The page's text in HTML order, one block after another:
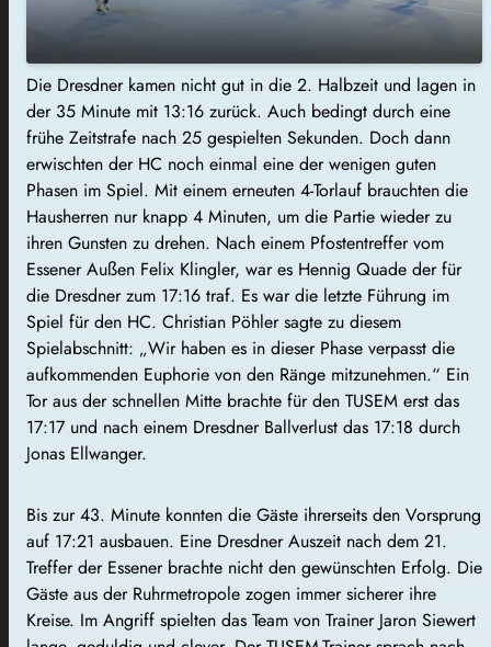
Die Dresdner kamen nicht gut in die 2. Halbzeit und lagen in
der 35 Minute mit 13:16 zurück. Auch bedingt durch eine
frühe Zeitstrafe nach 25 gespielten Sekunden. Doch dann
erwischten der HC noch einmal eine der wenigen guten
Phasen im Spiel. Mit einem erneuten 4-Torlauf brauchten die
Hausherren nur knapp 4 Minuten, um die Partie wieder zu
ihren Gunsten zu drehen. Nach einem Pfostentreffer vom
Essener Außen Felix Klingler, war es Hennig Quade der für
die Dresdner zum 17:16 traf. Es war die letzte Führung im
Spiel für den HC. Christian Pöhler sagte zu diesem
Spielabschnitt: „Wir haben es in dieser Phase verpasst die
aufkommenden Euphorie von den Ränge mitzunehmen.“ Ein
Tor aus der schnellen Mitte brachte für den TUSEM erst das
17:17 und nach einem Dresdner Ballverlust das 17:18 durch
Jonas Ellwanger.
Bis zur 43. Minute konnten die Gäste ihrerseits den Vorsprung
auf 17:21 ausbauen. Eine Dresdner Auszeit nach dem 21.
Treffer der Essener brachte nicht den gewünschten Erfolg. Die
Gäste aus der Ruhrmetropole zogen immer sicherer ihre
Kreise. Im Angriff spielten das Team von Trainer Jaron Siewert